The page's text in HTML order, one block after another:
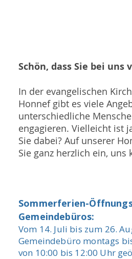
Schön, dass Sie bei uns
In der evangelischen
Honnef gibt es viele
unterschiedliche
engagieren. Vielleicht ist
Sie dabei? Auf unserer
Sie ganz herzlich ein, uns
Sommerferien-
Gemeindebüros:
Vom 14. Juli bis zum 26.
Gemeindebüro montags
von 10:00 bis 12:00 Uhr